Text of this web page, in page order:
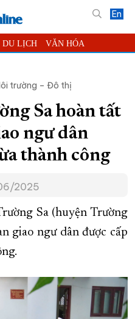
En
DU LỊCH VĂN HÓA
LUẬT BẠN ĐỌC
ĐỌC BÁO ONLINE
CẮT ĐIỆN
TRIỂN TỈNH KHÁNH HÒA
THÀNH PHỐ TRỰC THUỘC
CHỦ VỀ BÁO KHÁNH HÒA
trường – Đô thị
Sa hoàn tất
ngư dân
thành công
2025
Sa (huyện Trường
giao ngư dân được cấp